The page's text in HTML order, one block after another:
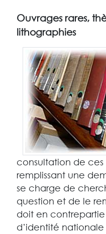
Ouvrages rares,
lithographies
consultation de
remplissant une
se charge de
question et de le
doit en
d’identité